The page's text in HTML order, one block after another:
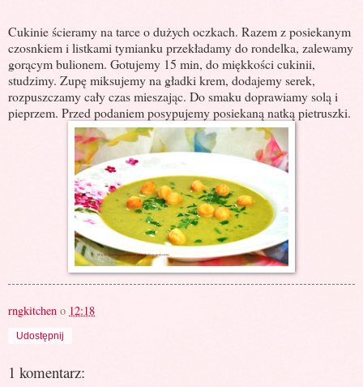
Cukinie ścieramy na tarce o dużych oczkach. Razem z posiekanym
czosnkiem i listkami tymianku przekładamy do rondelka, zalewamy
gorącym bulionem. Gotujemy 15 min, do miękkości cukinii,
studzimy. Zupę miksujemy na gładki krem, dodajemy serek,
rozpuszczamy cały czas mieszając. Do smaku doprawiamy solą i
pieprzem. Przed podaniem posypujemy posiekaną natką pietruszki.
rngkitchen o 12:18
Udostępnij
1 komentarz: